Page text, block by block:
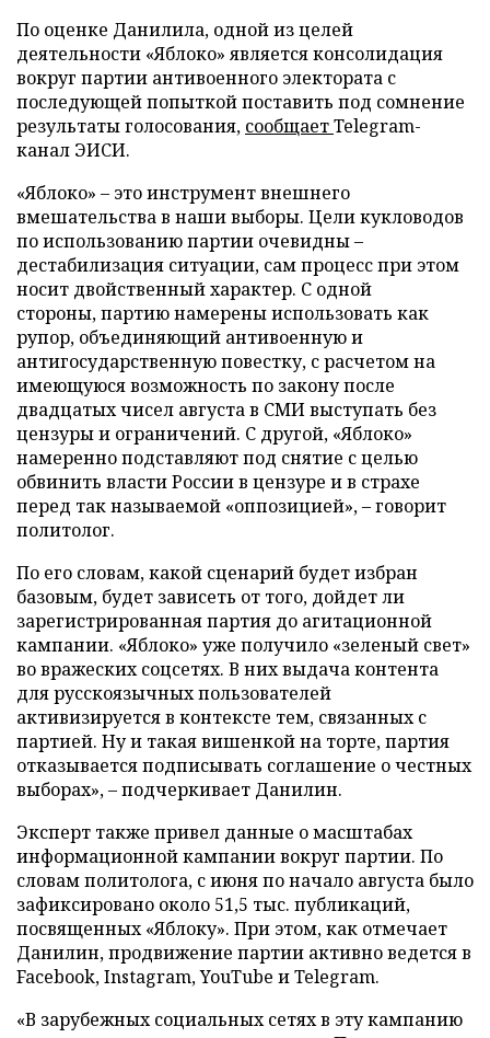
По оценке Данилила, одной из целей
деятельности «Яблоко» является консолидация
вокруг партии антивоенного электората с
последующей попыткой поставить под сомнение
результаты голосования, сообщаетTelegram-
канал ЭИСИ.
«Яблоко» – это инструмент внешнего
вмешательства в наши выборы. Цели кукловодов
по использованию партии очевидны –
дестабилизация ситуации, сам процесс при этом
носит двойственный характер. С одной
стороны, партию намерены использовать как
рупор, объединяющий антивоенную и
антигосударственную повестку, с расчетом на
имеющуюся возможность по закону после
двадцатых чисел августа в СМИ выступать без
цензуры и ограничений. С другой, «Яблоко»
намеренно подставляют под снятие с целью
обвинить власти России в цензуре и в страхе
перед так называемой «оппозицией», – говорит
политолог.
По его словам, какой сценарий будет избран
базовым, будет зависеть от того, дойдет ли
зарегистрированная партия до агитационной
кампании. «Яблоко» уже получило «зеленый свет»
во вражеских соцсетях. В них выдача контента
для русскоязычных пользователей
активизируется в контексте тем, связанных с
партией. Ну и такая вишенкой на торте, партия
отказывается подписывать соглашение о честных
выборах», – подчеркивает Данилин.
Эксперт также привел данные о масштабах
информационной кампании вокруг партии. По
словам политолога, с июня по начало августа было
зафиксировано около 51,5 тыс. публикаций,
посвященных «Яблоку». При этом, как отмечает
Данилин, продвижение партии активно ведется в
Facebook, Instagram, YouTube и Telegram.
«В зарубежных социальных сетях в эту кампанию